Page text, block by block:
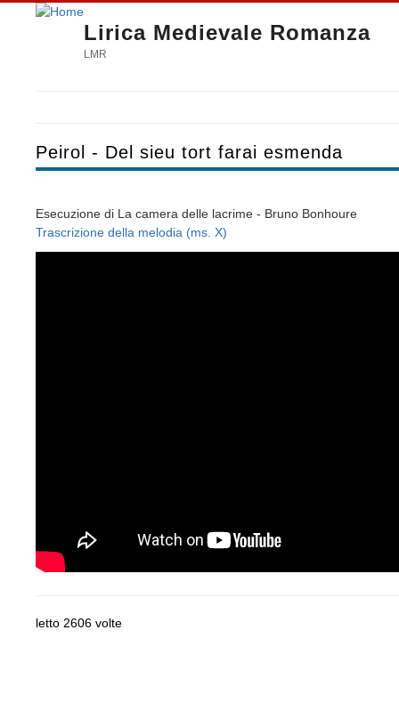
Lirica Medievale Romanza
LMR
Peirol - Del sieu tort farai esmenda
Esecuzione di La camera delle lacrime - Bruno Bonhoure
Trascrizione della melodia (ms. X)
letto 2606 volte